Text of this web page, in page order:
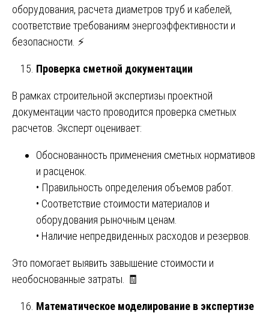
оборудования, расчета диаметров труб и кабелей,
соответствие требованиям энергоэффективности и
безопасности. ⚡
Проверка сметной документации
В рамках строительной экспертизы проектной
документации часто проводится проверка сметных
расчетов. Эксперт оценивает:
Обоснованность применения сметных нормативов
и расценок.
• Правильность определения объемов работ.
• Соответствие стоимости материалов и
оборудования рыночным ценам.
• Наличие непредвиденных расходов и резервов.
Это помогает выявить завышение стоимости и
необоснованные затраты. 🧾
Математическое моделирование в экспертизе